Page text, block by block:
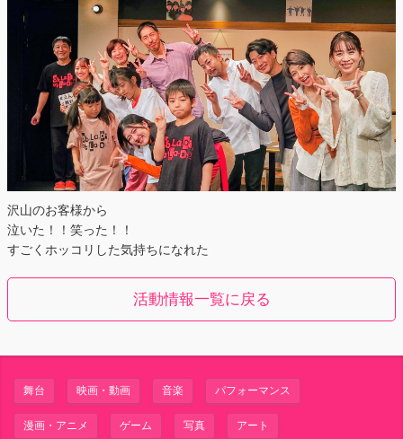
沢山のお客様から
泣いた！！笑った！！
すごくホッコリした気持ちになれた
活動情報一覧に戻る
舞台 映画・動画 音楽 パフォーマンス
漫画・アニメ ゲーム 写真 アート